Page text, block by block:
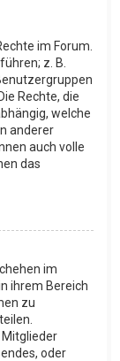
im Forum.
z. B.
Rechte, die
welche
anderer
auch volle
das
im
ihrem Bereich
zu
oder